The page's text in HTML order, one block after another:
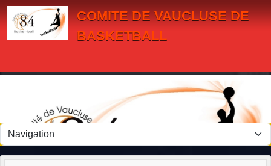
COMITE DE VAUCLUSE DE
BASKETBALL
Panneau de gestion des cookies